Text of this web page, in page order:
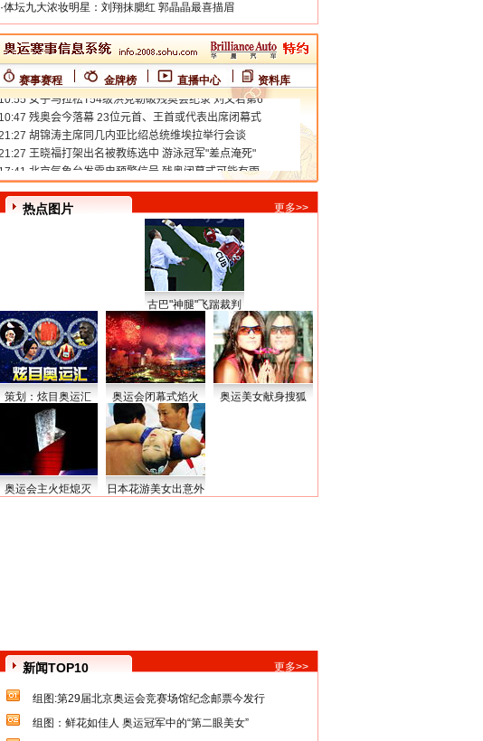
·体坛九大浓妆明星：刘翔抹腮红 郭晶晶最喜描眉
赛事赛程 金牌榜 直播中心 资料库
热点图片 更多>>
古巴"神腿"飞踹裁判
策划：炫目奥运汇 奥运会闭幕式焰火 奥运美女献身搜狐
奥运会主火炬熄灭 日本花游美女出意外
新闻TOP10 更多>>
组图:第29届北京奥运会竞赛场馆纪念邮票今发行
组图：鲜花如佳人 奥运冠军中的“第二眼美女”